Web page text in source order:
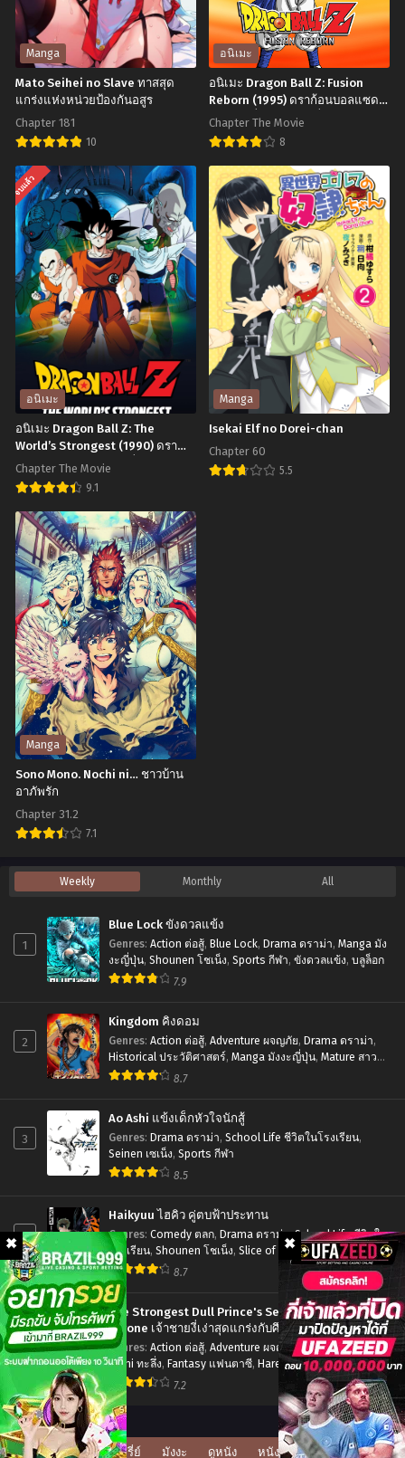
ตุลาคม 13, 2024 ตุลาคม 13, 2024
Chapter 17
ตุลาคม 13, 2024
Chapter 16
ตุลาคม 13, 2024
Chapter 15
ตุลาคม 13, 2024
Chapter 14
ตุลาคม 13, 2024
ตุลาคม 13, 2024 ตุลาคม 13, 2024
Chapter 11
ตุลาคม 13, 2024
Chapter 10
ตุลาคม 13, 2024
Chapter 9
ตุลาคม 13, 2024
Chapter 8
ตุลาคม 13, 2024
Chapter 7
ตุลาคม 13, 2024
Chapter 6
ตุลาคม 13, 2024
Chapter 5
ตุลาคม 13, 2024
Chapter 4
ตุลาคม 13, 2024
Chapter 3
ตุลาคม 13, 2024
Chapter 2
ตุลาคม 13, 2024
Chapter 1
Manga
Mato Seihei no Slave ทาสสุด
แกร่งแห่งหน่วยป้องกันอสูร
Chapter 181
10
Mato
Seihei
no
Slave
ทาส
สุด
แกร่ง
แห่ง
หน่วย
ป้องกัน
อสูร
อนิเมะ
อนิเมะ Dragon Ball Z: Fusion
Reborn (1995) ดราก้อนบอลแซด
เดอะมูฟวี่ 12: การฟิวชั่นของโกคู
และเบจิต้า พากย์ไทย
Chapter The Movie
8
อ
นิ
เมะ
Dragon
Ball
Z:
Fusion
Reborn
(1995)
ดรา
ก้อน
บอล
แซด
จบแล้ว
อนิเมะ
อนิเมะ Dragon Ball Z: The
World’s Strongest (1990) ดรา
ก้อนบอลแซด เดอะมูฟวี่ 02: ยอด
ยุทธหนึ่งในใต้หล้า พากย์ไทย
Chapter The Movie
9.1
อ
นิ
เมะ
Dragon
Ball
Z:
The
World’s
Strongest
(1990)
ดรา
ก้อน
บอล
แซด
เดอะ
มูฟ
02:
ยอด
ใน
ใต้
พากย์
ไทย
Manga
Isekai Elf no Dorei-chan
Chapter 60
5.5
Manga
Sono Mono. Nochi ni… ชาวบ้าน
อาภัพรัก
Chapter 31.2
7.1
Sono
Mono.
Nochi
ni…
ชาว
อาภัพ
รัก
Weekly Monthly All
1
Blue Lock ขังดวลแข้ง
Genres: Action ต่อสู้, Blue Lock, Drama ดราม่า, Manga มัง
งะญี่ปุ่น, Shounen โชเน็ง, Sports กีฬา, ขังดวลแข้ง, บลูล็อก
7.9
2
Kingdom คิงดอม
Genres: Action ต่อสู้, Adventure ผจญภัย, Drama ดราม่า,
Historical ประวัติศาสตร์, Manga มังงะญี่ปุ่น, Mature สาว
ใหญ่,Seinen เซเน็ง
8.7
3
Ao Ashi แข้งเด็กหัวใจนักสู้
Genres: Drama ดราม่า, School Life ชีวิตในโรงเรียน,
Seinen เซเน็ง, Sports กีฬา
8.5
4
Haikyuu ไฮคิว คู่ตบฟ้าประทาน
Genres: Comedy ตลก, Drama ดราม่า,School Life ชีวิตใน
โรงเรียน, Shounen โชเน็ง, Slice of Life รั้วโรงเรียน,
Sports กีฬา
8.7
5
The Strongest Dull Prince's Secret Battle for the
Throne เจ้าชายงี่เง่าสุดแกร่งกับศึกชิงราชสมบัติ
Genres: Action ต่อสู้, Adventure ผจญภัย ,Drama ดราม่า,
Ecchi ทะลึ่ง, Fantasy แฟนตาซี, Harem ฮาเร็ม,Manga มังงะ
ญี่ปุ่น,Romance โรแมนติก
7.2
ดูซีรี่ย์ มังงะ ดูหนัง หนังโป๊